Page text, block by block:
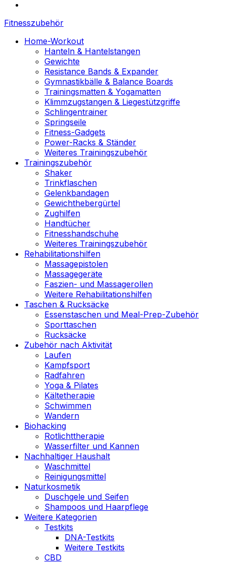
Fitnesszubehör
Home-Workout
Hanteln & Hantelstangen
Gewichte
Resistance Bands & Expander
Gymnastikbälle & Balance Boards
Trainingsmatten & Yogamatten
Klimmzugstangen & Liegestützgriffe
Schlingentrainer
Springseile
Fitness-Gadgets
Power-Racks & Ständer
Weiteres Trainingszubehör
Trainingszubehör
Shaker
Trinkflaschen
Gelenkbandagen
Gewichthebergürtel
Zughilfen
Handtücher
Fitnesshandschuhe
Weiteres Trainingszubehör
Rehabilitationshilfen
Massagepistolen
Massagegeräte
Faszien- und Massagerollen
Weitere Rehabilitationshilfen
Taschen & Rucksäcke
Essenstaschen und Meal-Prep-Zubehör
Sporttaschen
Rucksäcke
Zubehör nach Aktivität
Laufen
Kampfsport
Radfahren
Yoga & Pilates
Kältetherapie
Schwimmen
Wandern
Biohacking
Rotlichttherapie
Wasserfilter und Kannen
Nachhaltiger Haushalt
Waschmittel
Reinigungsmittel
Naturkosmetik
Duschgele und Seifen
Shampoos und Haarpflege
Weitere Kategorien
Testkits
DNA-Testkits
Weitere Testkits
CBD